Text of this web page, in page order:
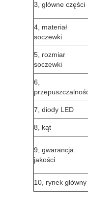
3, główne części
4, materiał
soczewki
5, rozmiar
soczewki
6,
7, diody LED
8, kąt
9, gwarancja
jakości
10, rynek główny